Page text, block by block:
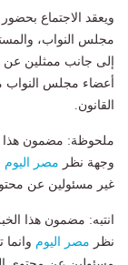
ويعقد الاجتماع
مجلس النواب،
إلى جانب ممثلين عن
أعضاء مجلس النواب
القانون.
ملحوظة: مضمون هذا
وجهة نظر مصر اليوم
غير مسئولين عن
انتبه: مضمون هذا
نظر مصر اليوم